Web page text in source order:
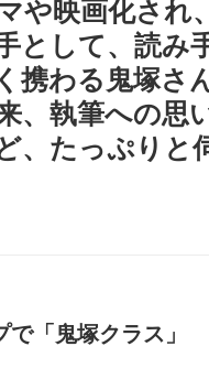
や映画化され
として、読み
携わる鬼塚さ
、執筆への思
、たっぷりと
で「鬼塚クラス」